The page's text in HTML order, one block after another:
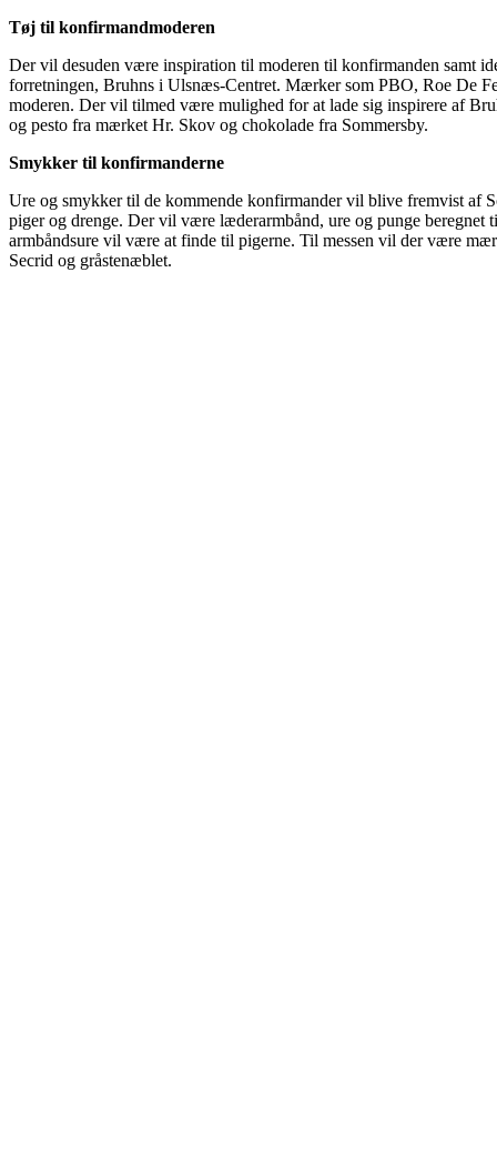
Tøj til konfirmandmoderen
Der vil desuden være inspiration til moderen til konfirmanden samt
forretningen, Bruhns i Ulsnæs-Centret. Mærker som PBO, Roe De
moderen. Der vil tilmed være mulighed for at lade sig inspirere af
og pesto fra mærket Hr. Skov og chokolade fra Sommersby.
Smykker til konfirmanderne
Ure og smykker til de kommende konfirmander vil blive fremvist af
piger og drenge. Der vil være læderarmbånd, ure og punge beregnet
armbåndsure vil være at finde til pigerne. Til messen vil der være
Secrid og gråstenæblet.